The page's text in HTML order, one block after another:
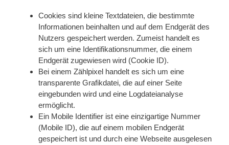
Cookies sind kleine Textdateien, die bestimmte
Informationen beinhalten und auf dem Endgerät des
Nutzers gespeichert werden. Zumeist handelt es
sich um eine Identifikationsnummer, die einem
Endgerät zugewiesen wird (Cookie ID).
Bei einem Zählpixel handelt es sich um eine
transparente Grafikdatei, die auf einer Seite
eingebunden wird und eine Logdateianalyse
ermöglicht.
Ein Mobile Identifier ist eine einzigartige Nummer
(Mobile ID), die auf einem mobilen Endgerät
gespeichert ist und durch eine Webseite ausgelesen